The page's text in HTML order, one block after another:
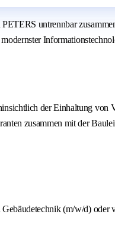
untrennbar
der Einhaltung von
zusammen mit der
(m/w/d)